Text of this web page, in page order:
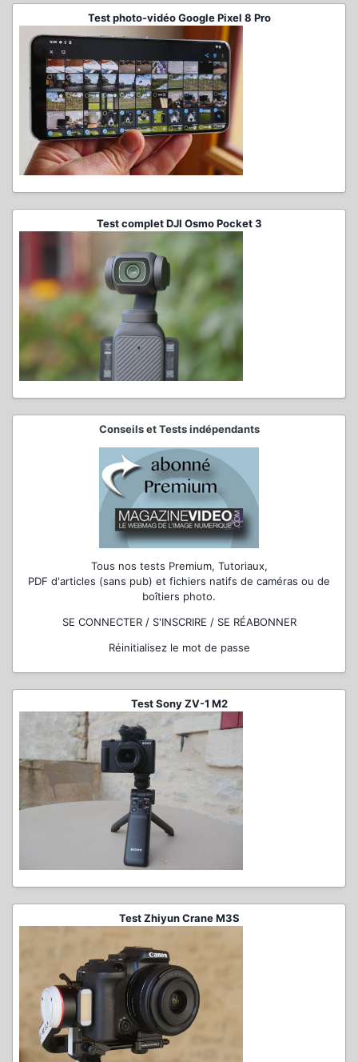
Test photo-vidéo Google Pixel 8 Pro
Test complet DJI Osmo Pocket 3
Conseils et Tests indépendants
Tous nos tests Premium, Tutoriaux,
PDF d'articles (sans pub) et fichiers natifs de caméras ou de
boîtiers photo.
SE CONNECTER / S'INSCRIRE / SE RÉABONNER
Réinitialisez le mot de passe
Test Sony ZV-1 M2
Test Zhiyun Crane M3S